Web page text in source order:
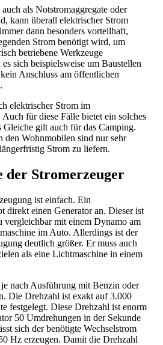
als Notstromaggregate oder
kann überall elektrischer Strom
dann besonders vorteilhaft,
Strom benötigt wird, um
betriebene Werkzeuge
sich beispielsweise um Baustellen
Anschluss am öffentlichen
elektrischer Strom im
Auch für diese Fälle bietet ein solches
gilt auch für das Camping.
den Wohnmobilen sind nur sehr
Strom zu liefern.
der Stromerzeuger
ist einfach. Ein
direkt einen Generator an. Dieser ist
vergleichbar mit einem Dynamo am
im Auto. Allerdings ist der
deutlich größer. Er muss auch
als eine Lichtmaschine in einem
nach Ausführung mit Benzin oder
Die Drehzahl ist exakt auf 3.000
festgelegt. Diese Drehzahl ist enorm
50 Umdrehungen in der Sekunde
sich der benötigte Wechselstrom
Hz erzeugen. Damit die Drehzahl